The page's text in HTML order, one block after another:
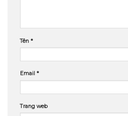
Tên *
Email *
Trang web